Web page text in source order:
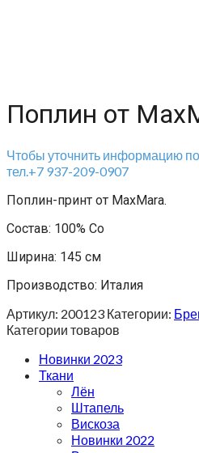
Поплин от
Чтобы уточнить информацию
тел.+7 937-209-0907
Поплин-принт от MaxMara.
Состав: 100% Co
Ширина: 145 см
Производство: Италия
Артикул: 200123 Категории:
Категории товаров
Новинки 2023
Ткани
Лён
Штапель
Вискоза
Новинки 2022